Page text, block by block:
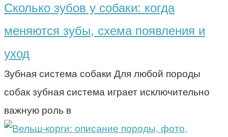
Сколько зубов у собаки: когда
меняются зубы, схема появления и
уход
Зубная система собаки Для любой породы
собак зубная система играет исключительно
важную роль в